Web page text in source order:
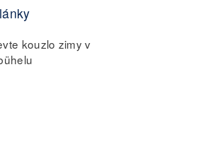
kouzlo zimy v